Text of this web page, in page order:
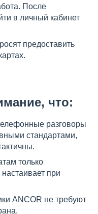
После
в личный кабинет
предоставить
что:
разговоры
стандартами,
только
при
ANCOR не требуют